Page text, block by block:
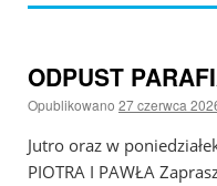
ODPUST
Opublikowano 27 czerwca
Jutro oraz w
PIOTRA I PAWŁA